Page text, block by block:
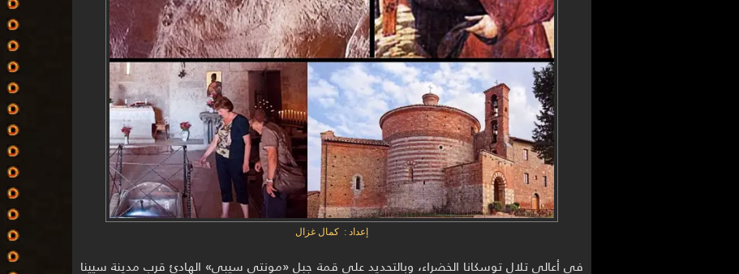
إعداد : كمال غزال
في أعالي تلال توسكانا الخضراء، وبالتحديد على قمة جبل «مونتي سيبي» الهادئ قرب مدينة سيينا